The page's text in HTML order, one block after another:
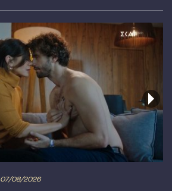
07/08/2026